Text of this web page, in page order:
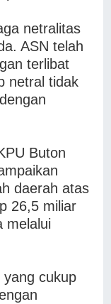
netralitas
ASN telah
terlibat
netral tidak
Buton
daerah atas
26,5 miliar
melalui
yang cukup